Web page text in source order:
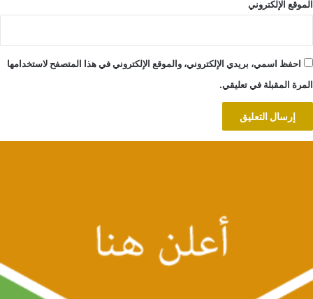
الموقع الإلكتروني
احفظ اسمي، بريدي الإلكتروني، والموقع الإلكتروني في هذا المتصفح لاستخدامها
المرة المقبلة في تعليقي.